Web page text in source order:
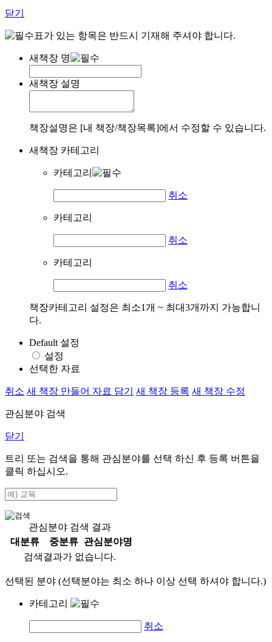
닫기
표가 있는 항목은 반드시 기재해 주셔야 합니다.
새책장 명
새책장 설명
책장설명은 [내 책장/책장목록]에서 수정할 수 있습니다.
새책장 카테고리
카테고리
취소
카테고리
취소
카테고리
취소
책장카테고리 설정은 최소1개 ~ 최대3개까지 가능합니
다.
Default 설정
설정
선택한 자료
취소 새 책장 만들어 자료 담기 새 책장 등록 새 책장 수정
관심분야 검색
닫기
트리 또는 검색을 통해 관심분야를 선택 하신 후 등록 버튼을
클릭 하십시오.
관심분야 검색 결과
대분류
중분류
관심분야명
검색결과가 없습니다.
선택된 분야 (선택분야는 최소 하나 이상 선택 하셔야 합니다.)
카테고리
취소